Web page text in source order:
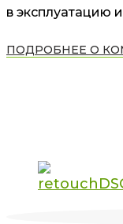
в эксплуатацию
ПОДРОБНЕЕ О